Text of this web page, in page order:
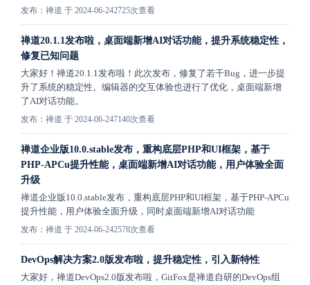
发布：禅道 于 2024-06-242725次查看
禅道20.1.1发布啦，桌面端新增AI对话功能，提升系统稳定性，
修复已知问题
大家好！禅道20.1.1发布啦！此次发布，修复了若干Bug，进一步提
升了系统的稳定性。编辑器的交互体验也进行了优化，桌面端新增
了AI对话功能。
发布：禅道 于 2024-06-247140次查看
禅道企业版10.0.stable发布，重构底层PHP和UI框架，基于
PHP-APCu提升性能，桌面端新增AI对话功能，用户体验全面
升级
禅道企业版10.0.stable发布，重构底层PHP和UI框架，基于PHP-APCu
提升性能，用户体验全面升级，同时桌面端新增AI对话功能
发布：禅道 于 2024-06-242578次查看
DevOps解决方案2.0版发布啦，提升稳定性，引入新特性
大家好，禅道DevOps2.0版发布啦，GitFox是禅道自研的DevOps组